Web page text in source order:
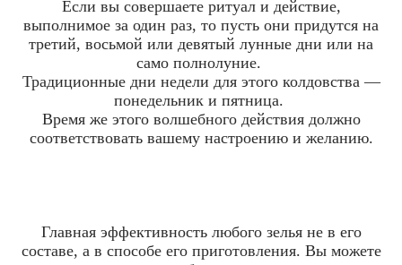
Если вы совершаете ритуал и действие,
выполнимое за один раз, то пусть они придутся на
третий, восьмой или девятый лунные дни или на
само полнолуние.
Традиционные дни недели для этого колдовства —
понедельник и пятница.
Время же этого волшебного действия должно
соответствовать вашему настроению и желанию.
Главная эффективность любого зелья не в его
составе, а в способе его приготовления. Вы можете